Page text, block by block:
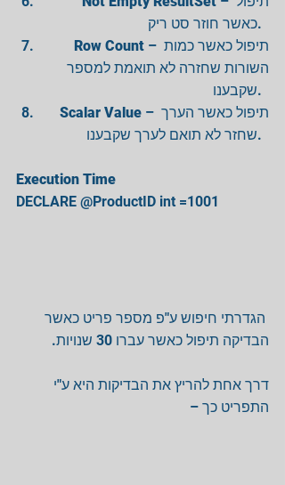
כאשר חוזר סט ריק.
Row Count – תיפול כאשר כמות
השורות שחזרה לא תואמת למספר
שקבענו.
Scalar Value – תיפול כאשר הערך
שחזר לא תואם לערך שקבענו.
Execution Time
DECLARE @ProductID int =1001
הגדרתי חיפוש ע"פ מספר פריט כאשר
הבדיקה תיפול כאשר עברו 30 שנויות.
דרך אחת להריץ את הבדיקות היא ע"י
התפריט כך –